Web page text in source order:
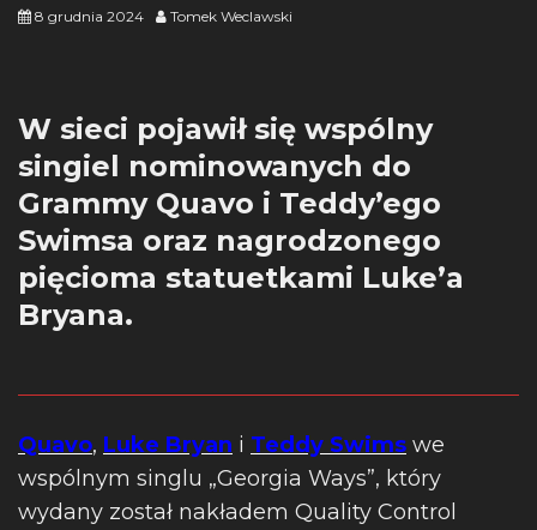
8 grudnia 2024 Tomek Weclawski
W sieci pojawił się wspólny
singiel nominowanych do
Grammy Quavo i Teddy’ego
Swimsa oraz nagrodzonego
pięcioma statuetkami Luke’a
Bryana.
Quavo, Luke Bryan i Teddy Swims we
wspólnym singlu „Georgia Ways”, który
wydany został nakładem Quality Control